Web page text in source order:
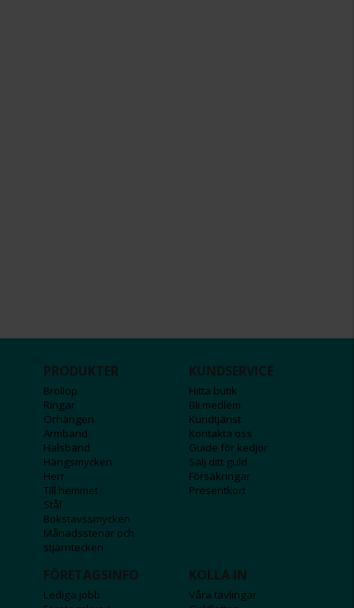
PRODUKTER
Bröllop
Ringar
Örhängen
Armband
Halsband
Hängsmycken
Herr
Till hemmet
Stål
Bokstavssmycken
Månadsstenar och
stjärntecken
KUNDSERVICE
Hitta butik
Bli medlem
Kundtjänst
Kontakta oss
Guide för kedjor
Sälj ditt guld
Försäkringar
Presentkort
FÖRETAGSINFO
Lediga jobb
KOLLA IN
Våra tävlingar